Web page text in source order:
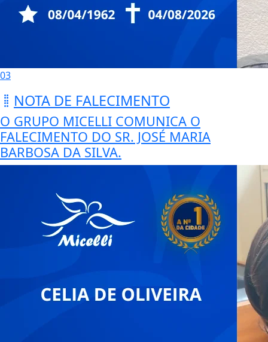
03
NOTA DE FALECIMENTO
O GRUPO MICELLI COMUNICA O
FALECIMENTO DO SR. JOSÉ MARIA
BARBOSA DA SILVA.